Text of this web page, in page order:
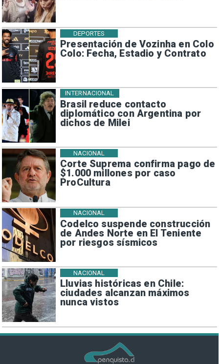
Presentación de Vozinha en Colo
Colo: Fecha, Estadio y Contrato
DEPORTES
Brasil reduce contacto
diplomático con Argentina por
dichos de Milei
INTERNACIONAL
Corte Suprema confirma pago de
$1.000 millones por caso
ProCultura
NACIONAL
Codelco suspende construcción
de Andes Norte en El Teniente
por riesgos sísmicos
NACIONAL
Lluvias históricas en Chile:
ciudades alcanzan máximos
nunca vistos
NACIONAL